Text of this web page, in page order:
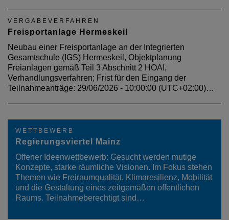
VERGABEVERFAHREN
Freisportanlage Hermeskeil
Neubau einer Freisportanlage an der Integrierten
Gesamtschule (IGS) Hermeskeil, Objektplanung
Freianlagen gemäß Teil 3 Abschnitt 2 HOAI,
Verhandlungsverfahren; Frist für den Eingang der
Teilnahmeanträge: 29/06/2026 - 10:00:00 (UTC+02:00)…
WETTBEWERB
Regierungsviertel Mainz
Offener Ideenwettbewerb: Gesucht werden mutige
Konzepte, starke räumliche Visionen. Im Fokus stehen
Themen wie Freiraumqualität, Klimaresilienz, Mobilität
und die Gestaltung eines zeitgemäßen öffentlichen
Raums. Teilnahmeberechtigt sind…